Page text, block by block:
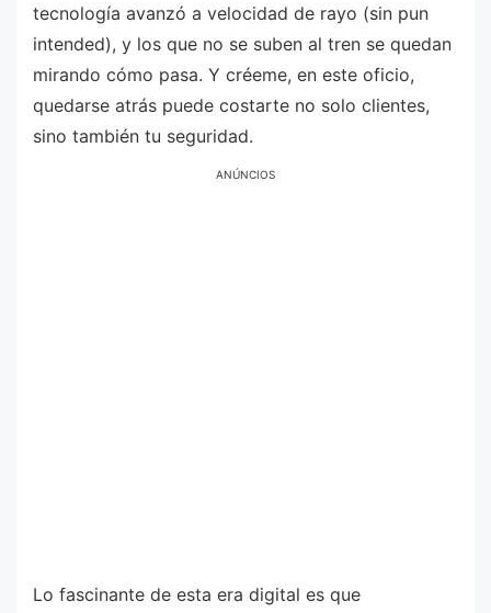
tecnología avanzó a velocidad de rayo (sin pun
intended), y los que no se suben al tren se quedan
mirando cómo pasa. Y créeme, en este oficio,
quedarse atrás puede costarte no solo clientes,
sino también tu seguridad.
ANÚNCIOS
Lo fascinante de esta era digital es que